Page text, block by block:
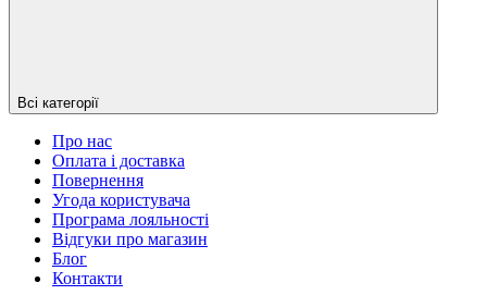
Всі категорії
Про нас
Оплата і доставка
Повернення
Угода користувача
Програма лояльності
Відгуки про магазин
Блог
Контакти